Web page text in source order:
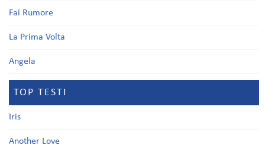
Fai Rumore
La Prima Volta
Angela
TOP TESTI
Iris
Another Love